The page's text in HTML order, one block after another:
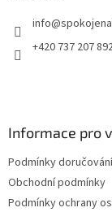
info@
+420 737 207
Informace pro
Podmínky doručování
Obchodní podmínky
Podmínky ochrany